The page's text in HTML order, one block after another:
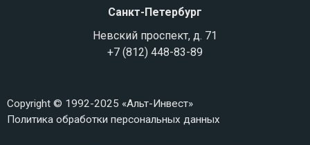
Санкт-Петербург
Невский проспект, д. 71
+7 (812) 448-83-89
Copyright © 1992-2025 «Альт-Инвест»
Политика обработки персональных данных